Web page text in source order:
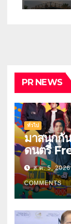
PR NEWS
ทั่วไป
มาสนุกกั
ดนตรี
ส.ค. 5, 2026
COMMENTS